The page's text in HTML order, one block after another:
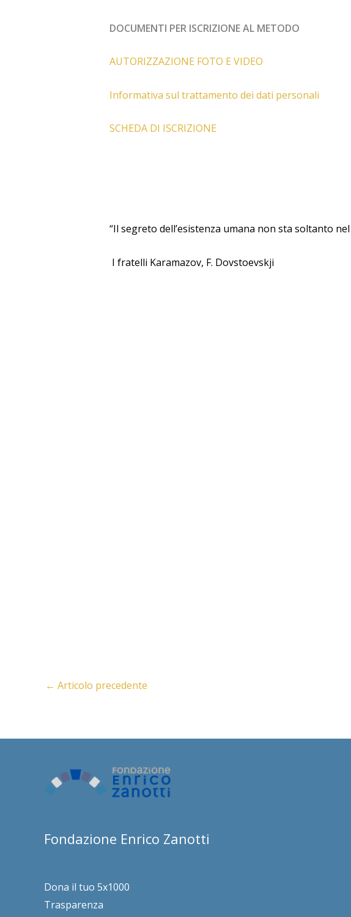
DOCUMENTI PER ISCRIZIONE AL METODO
AUTORIZZAZIONE FOTO E VIDEO
Informativa sul trattamento dei dati personali
SCHEDA DI ISCRIZIONE
“Il segreto dell’esistenza umana non sta soltanto
I fratelli Karamazov, F. Dovstoevskji
← Articolo precedente
Fondazione Enrico Zanotti
Dona il tuo 5x1000
Trasparenza